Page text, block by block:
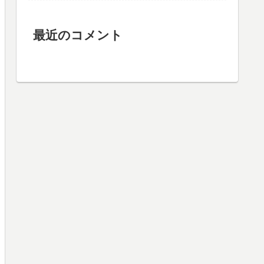
最近のコメント